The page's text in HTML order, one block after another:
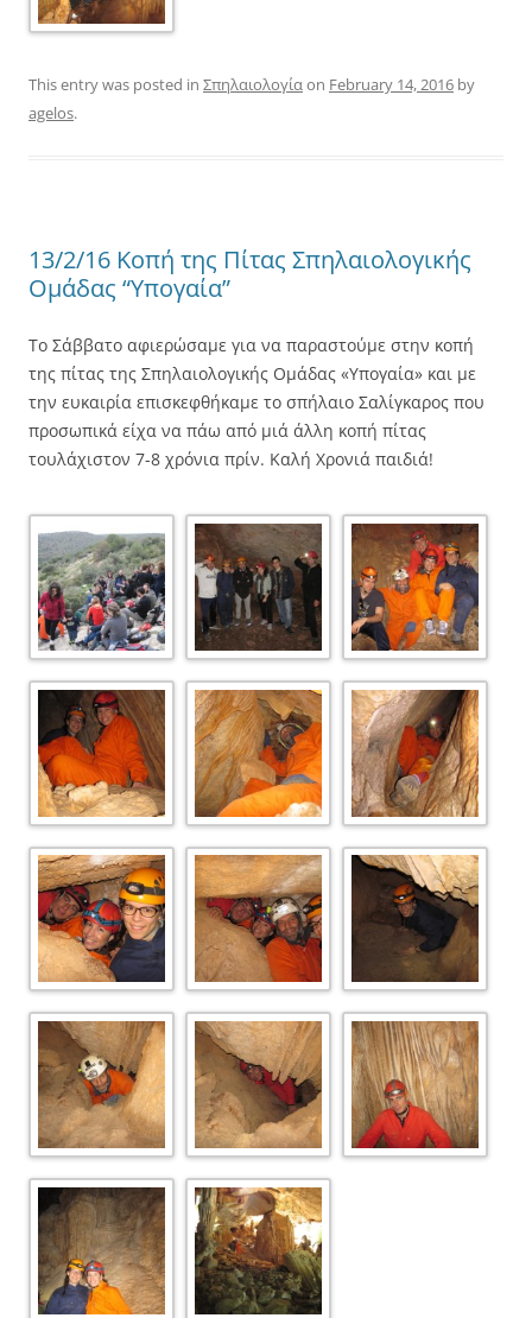
This entry was posted in Σπηλαιολογίαon February 14, 2016 by
agelos.
13/2/16 Κοπή της Πίτας Σπηλαιολογικής
Ομάδας “Υπογαία”
Το Σάββατο αφιερώσαμε για να παραστούμε στην κοπή
της πίτας της Σπηλαιολογικής Ομάδας «Υπογαία» και με
την ευκαιρία επισκεφθήκαμε το σπήλαιο Σαλίγκαρος που
προσωπικά είχα να πάω από μιά άλλη κοπή πίτας
τουλάχιστον 7-8 χρόνια πρίν. Καλή Χρονιά παιδιά!